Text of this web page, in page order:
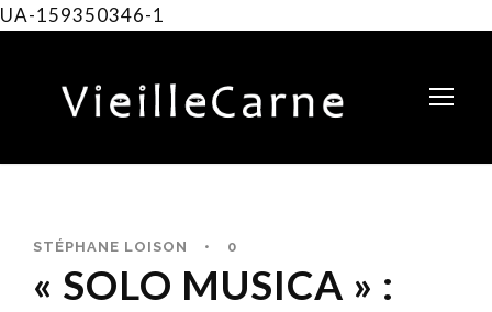
UA-159350346-1
STÉPHANE LOISON • 0
« SOLO MUSICA » :